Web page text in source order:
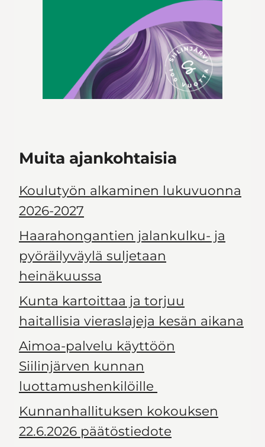
Muita ajankohtaisia
Koulutyön alkaminen lukuvuonna
2026-2027
Haarahongantien jalankulku- ja
pyöräilyväylä suljetaan
heinäkuussa
Kunta kartoittaa ja torjuu
haitallisia vieraslajeja kesän aikana
Aimoa-palvelu käyttöön
Siilinjärven kunnan
luottamushenkilöille
Kunnanhallituksen kokouksen
22.6.2026 päätöstiedote